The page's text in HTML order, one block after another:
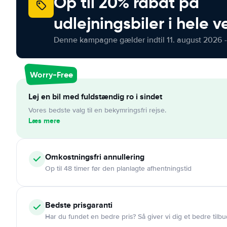
udlejningsbiler i hele
Denne kampagne gælder indtil 11. august 2026
Worry-Free
Lej en bil med fuldstændig ro i sindet
Vores bedste valg til en bekymringsfri rejse.
Læs mere
Omkostningsfri annullering
Op til 48 timer før den planlagte afhentningstid
Bedste prisgaranti
Har du fundet en bedre pris? Så giver vi dig et bedre